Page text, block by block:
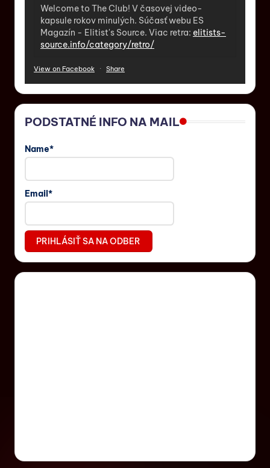
Welcome to The Club! V časovej video-
kapsule rokov minulých. Súčasť webu ES
Magazín - Elitist's Source. Viac retra: elitists-
source.info/category/retro/
View on Facebook · Share
PODSTATNÉ INFO NA MAIL
Name*
Email*